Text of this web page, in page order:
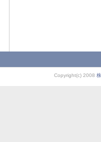
Copyright(c) 2008